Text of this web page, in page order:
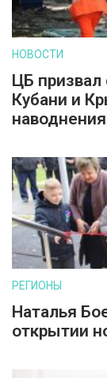
НОВОСТИ
ЦБ
Кубани и
наводнения
РЕГИОНЫ
Наталья
открытии